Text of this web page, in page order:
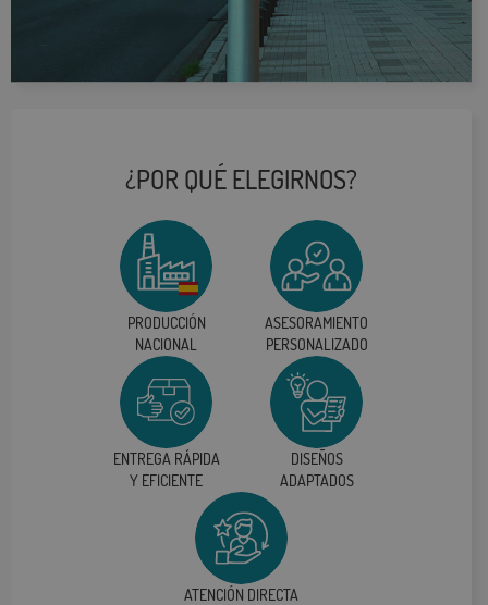
¿POR QUÉ ELEGIRNOS?
PRODUCCIÓN
NACIONAL
ASESORAMIENTO
PERSONALIZADO
ENTREGA RÁPIDA
Y EFICIENTE
DISEÑOS
ADAPTADOS
ATENCIÓN DIRECTA